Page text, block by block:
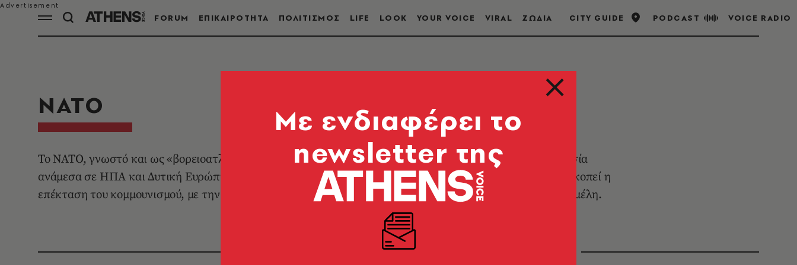
FORUM ΕΠΙΚΑΙΡΟΤΗΤΑ ΠΟΛΙΤΙΣΜΟΣ LIFE LOOK YOUR VOICE VIRAL ΖΩΔΙΑ CITY GUIDE PODCAST VOICE RADIO
ΝΑΤΟ
Το ΝΑΤΟ, γνωστό και ως «βορειοατλαντική συμμαχία» είναι διατλαντική στρατιωτική αμυντική συνεργασία
ανάμεσα σε ΗΠΑ και Δυτική Ευρώπη. Θεσπίστηκε το 1949 στο πλαίσιο του Ψυχρού Πολέμου ώστε να ανακοπεί η
επέκταση του κομμουνισμού, με την Ελλάδα να γίνεται μέλος της το 1952. Αριθμεί σήμερα τριάντα κράτη-μέλη.
Mε ενδιαφέρει το
newsletter της